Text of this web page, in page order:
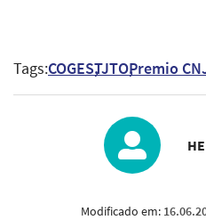
Tags:COGESTJTOPremio
Modificado em: